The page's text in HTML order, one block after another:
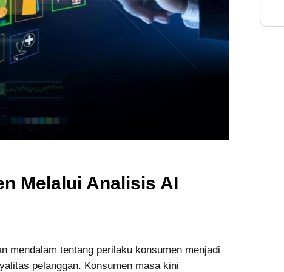
Melalui Analisis AI
mendalam tentang perilaku konsumen menjadi
pelanggan. Konsumen masa kini